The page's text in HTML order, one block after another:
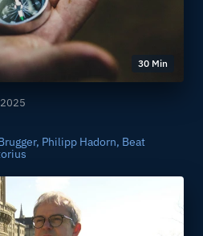
30 Min
Philipp Hadorn, Beat